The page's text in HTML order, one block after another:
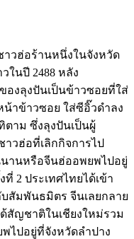
วฮ่อร้านหนึ่งในจังหวัด
ในปี 2488 หลัง
องลุงปันเป็นข้าวซอยที่ใส่
าข้าวซอย ใส่ซีอิ๊วดำลง
ตาม ซึ่งลุงปันเป็นผู้
วฮ่อที่เลิกกิจการไป
นานหรือจีนฮ่ออพยพไปอยู่
2 ประเทศไทยได้เข้า
สัมพันธมิตร จีนเลยกลาย
สัญชาติในเชียงใหม่รวม
ไปอยู่ที่จังหวัดลำปาง